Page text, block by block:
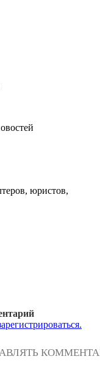
юристов,